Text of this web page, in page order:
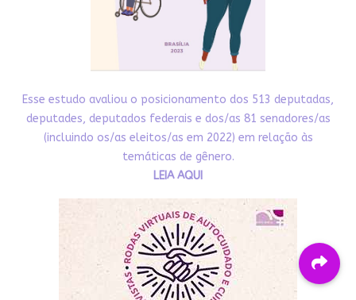
Esse estudo avaliou o posicionamento dos 513 deputadas,
deputades, deputados federais e dos/as 81 senadores/as
(incluindo os/as eleitos/as em 2022) em relação às
temáticas de gênero.
LEIA AQUI